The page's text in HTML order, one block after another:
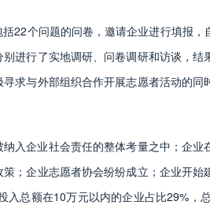
22个问题的问卷，邀请企业进行填报，
进行了实地调研、问卷调研和访谈，结
求与外部组织合作开展志愿者活动的
入企业社会责任的整体考量之中；企
；企业志愿者协会纷纷成立；企业开始
入总额在10万元以内的企业占比29%，